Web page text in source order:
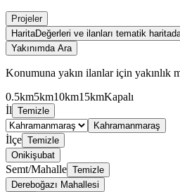
Projeler
HaritaDeğerleri ve ilanları tematik
Yakınımda Ara
Konumuna yakın ilanlar için yakınlık
0.5km5km10km15kmKapalı
İl Temizle
Kahramanmaraş
İlçe Temizle
Onikişubat
Semt/Mahalle Temizle
Dereboğazı Mahallesi